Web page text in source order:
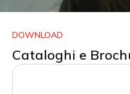
DOWNLOAD
Cataloghi e